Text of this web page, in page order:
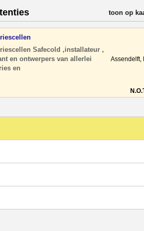
verfijn
toon op
Safecold ,installateur ,
en ontwerpers van allerlei
en
Assendelft,